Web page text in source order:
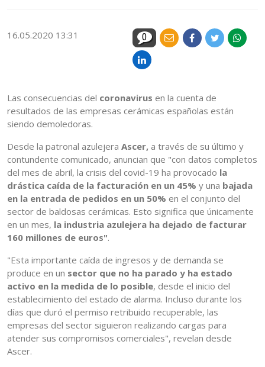
16.05.2020 13:31 0
Las consecuencias del coronavirus en la cuenta de
resultados de las empresas cerámicas españolas están
siendo demoledoras.
Desde la patronal azulejera Ascer, a través de su último y
contundente comunicado, anuncian que "con datos completos
del mes de abril, la crisis del covid-19 ha provocado la
drástica caída de la facturación en un 45% y una bajada
en la entrada de pedidos en un 50% en el conjunto del
sector de baldosas cerámicas. Esto significa que únicamente
en un mes, la industria azulejera ha dejado de facturar
160 millones de euros".
"Esta importante caída de ingresos y de demanda se
produce en un sector que no ha parado y ha estado
activo en la medida de lo posible, desde el inicio del
establecimiento del estado de alarma. Incluso durante los
días que duró el permiso retribuido recuperable, las
empresas del sector siguieron realizando cargas para
atender sus compromisos comerciales", revelan desde
Ascer.